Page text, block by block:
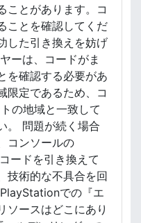
ことがあります。コ
ことを確認してくだ
した引き換えを妨げ
ーは、コードがま
を確認する必要があ
限定であるため、コ
の地域と一致して
。 問題が続く場合
コンソールの
ードを引き換えて
技術的な不具合を回
での『エ
ソースはどこにあり